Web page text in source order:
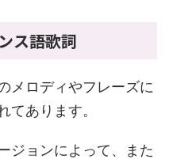
ス語歌詞
メロディやフレーズに
てあります。
ジョンによって、また